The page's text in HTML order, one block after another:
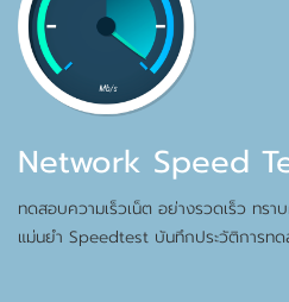
Network Speed
ทดสอบความเร็วเน็ต อย่างรวดเร็ว ทรา
แม่นยำ Speedtest บันทึกประวัติการทด